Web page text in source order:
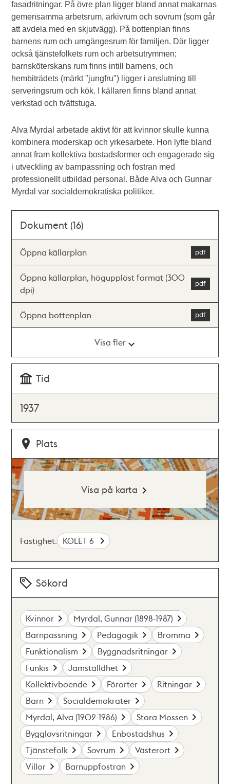
fasadritningar. På övre plan ligger bland annat makarnas
gemensamma arbetsrum, arkivrum och sovrum (som går
att avdela med en skjutvägg). På bottenplan finns
barnens rum och umgängesrum för familjen. Där ligger
också tjänstefolkets rum och arbetsutrymmen;
barnsköterskans rum finns intill barnens, och
hembiträdets (märkt "jungfru") ligger i anslutning till
serveringsrum och kök. I källaren finns bland annat
verkstad och tvättstuga.
Alva Myrdal arbetade aktivt för att kvinnor skulle kunna
kombinera moderskap och yrkesarbete. Hon lyfte bland
annat fram kollektiva bostadsformer och engagerade sig
i utveckling av barnpassning och fostran med
professionellt utbildad personal. Både Alva och Gunnar
Myrdal var socialdemokratiska politiker.
Dokument (16)
Öppna källarplan
Öppna källarplan, högupplöst format (300
dpi)
Öppna bottenplan
Visa fler
Tid
1937
Plats
Visa på karta
Fastighet: KOLET 6
Sökord
Kvinnor
Myrdal, Gunnar (1898-1987)
Barnpassning
Pedagogik
Bromma
Funktionalism
Byggnadsritningar
Funkis
Jämställdhet
Kollektivboende
Förorter
Ritningar
Barn
Socialdemokrater
Myrdal, Alva (1902-1986)
Stora Mossen
Bygglovsritningar
Enbostadshus
Tjänstefolk
Sovrum
Västerort
Villor
Barnuppfostran